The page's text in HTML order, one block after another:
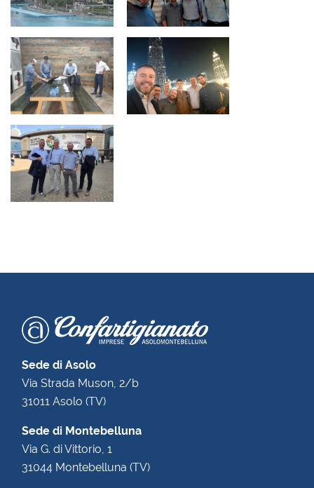
Sede di Asolo
Via Strada Muson, 2/b
31011 Asolo (TV)
Sede di Montebelluna
Via G. di Vittorio, 1
31044 Montebelluna (TV)